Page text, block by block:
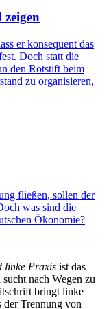
er konsequent das
Doch statt die
den Rotstift beim
zu organisieren,
fließen, sollen der
was sind die
Ökonomie?
linke Praxis ist das
nach Wegen zu
bringt linke
der Trennung von